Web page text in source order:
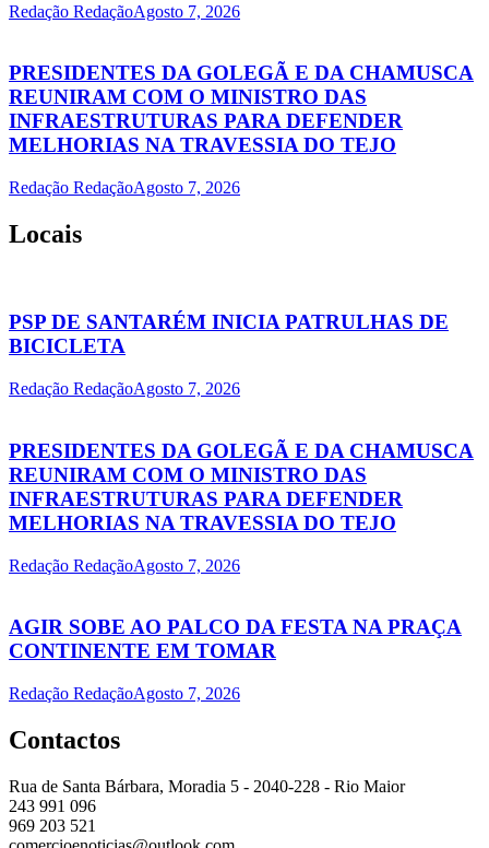
Redação RedaçãoAgosto 7, 2026
PRESIDENTES DA GOLEGÃ E DA CHAMUSCA
REUNIRAM COM O MINISTRO DAS
INFRAESTRUTURAS PARA DEFENDER
MELHORIAS NA TRAVESSIA DO TEJO
Redação RedaçãoAgosto 7, 2026
Locais
PSP DE SANTARÉM INICIA PATRULHAS DE
BICICLETA
Redação RedaçãoAgosto 7, 2026
PRESIDENTES DA GOLEGÃ E DA CHAMUSCA
REUNIRAM COM O MINISTRO DAS
INFRAESTRUTURAS PARA DEFENDER
MELHORIAS NA TRAVESSIA DO TEJO
Redação RedaçãoAgosto 7, 2026
AGIR SOBE AO PALCO DA FESTA NA PRAÇA
CONTINENTE EM TOMAR
Redação RedaçãoAgosto 7, 2026
Contactos
Rua de Santa Bárbara, Moradia 5 - 2040-228 - Rio Maior
243 991 096
969 203 521